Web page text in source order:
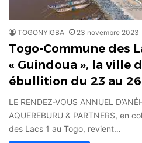
TOGONYIGBA 23 novembre 2023
Togo-Commune des
« Guindoua », la ville
ébullition du 23 au
LE RENDEZ-VOUS ANNUEL
AQUEREBURU & PARTNERS, en
des Lacs 1 au Togo, revient…